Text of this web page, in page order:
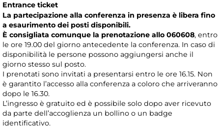
Entrance ticket
La partecipazione alla conferenza in presenza è libera fino
a esaurimento dei posti disponibili.
È consigliata comunque la prenotazione allo 060608, entro
le ore 19.00 del giorno antecedente la conferenza. In caso di
disponibilità le persone possono aggiungersi anche il
giorno stesso sul posto.
I prenotati sono invitati a presentarsi entro le ore 16.15. Non
è garantito l’accesso alla conferenza a coloro che arriveranno
dopo le 16.30.
L’ingresso è gratuito ed è possibile solo dopo aver ricevuto
da parte dell’accoglienza un bollino o un badge
identificativo.